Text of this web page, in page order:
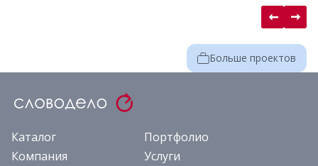
Больше проектов
Каталог
Портфолио
Компания
Услуги